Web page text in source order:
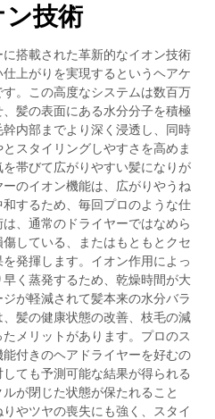
ン技術
搭載された革新的なイオン技術
上がりを実現するというヘアケ
。この高度なシステムは数百万
髪の表面にある水分分子を積極
内部までより深く浸透し、同時
スタイリングしやすさを高めま
帯びて広がりやすい髪になりが
のイオン機能は、広がりやうね
するため、毎回プロのような仕
、通常のドライヤーではなめら
している、またはもともとクセ
発揮します。イオン作用によっ
く蒸発するため、乾燥時間が大
が軽減されて髪本来の水分バラ
髪の健康状態の改善、枝毛の減
メリットがあります。プロのス
付きのヘアドライヤーを好むの
ても予測可能な結果が得られる
が閉じた状態が保たれること
やツヤの喪失にも強く、スタイ